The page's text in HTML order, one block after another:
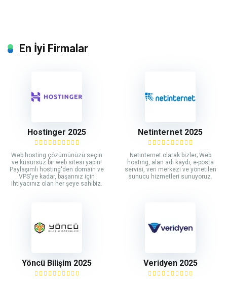
En İyi Firmalar
Hostinger 2025
Web hosting çözümünüzü seçin
ve kusursuz bir web sitesi yapın!
Paylaşımlı hosting'den domain ve
VPS'ye kadar, başarınız için
ihtiyacınız olan her şeye sahibiz.
Netinternet 2025
Netinternet olarak bizler; Web
hosting, alan adı kaydı, e-posta
servisi, veri merkezi ve yönetilen
sunucu hizmetleri sunuyoruz.
Yöncü Bilişim 2025 Veridyen 2025